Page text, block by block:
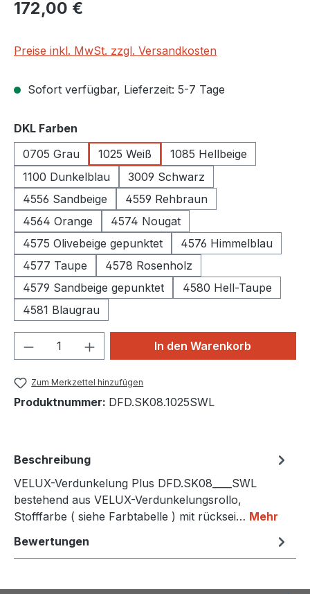
Regulärer Preis:
172,00 €
Preise inkl. MwSt. zzgl. Versandkosten
Sofort verfügbar, Lieferzeit: 5-7 Tage
DKL Farben
0705 Grau
1025 Weiß
1085 Hellbeige
1100 Dunkelblau
3009 Schwarz
4556 Sandbeige
4559 Rehbraun
4564 Orange
4574 Nougat
4575 Olivebeige gepunktet
4576 Himmelblau
4577 Taupe
4578 Rosenholz
4579 Sandbeige gepunktet
4580 Hell-Taupe
4581 Blaugrau
Produkt Anzahl: Gib denIn den Warenkorb
Zum Merkzettel hinzufügen
Produktnummer: DFD.SK08.1025SWL
Beschreibung
VELUX-Verdunkelung Plus DFD.SK08____SWL
bestehend aus VELUX-Verdunkelungsrollo,
Stofffarbe ( siehe Farbtabelle ) mit rücksei… Mehr
Bewertungen